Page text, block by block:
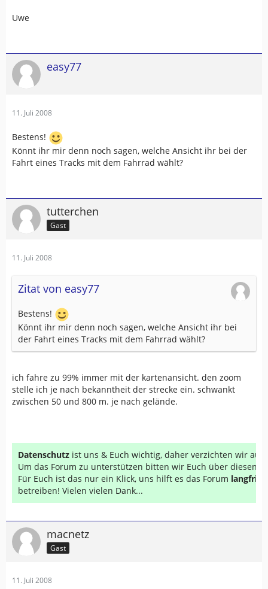
Uwe
easy77
11. Juli 2008
Bestens!
Könnt ihr mir denn noch sagen, welche Ansicht ihr bei der
Fahrt eines Tracks mit dem Fahrrad wählt?
tutterchen
Gast
11. Juli 2008
Zitat von easy77
Bestens!
Könnt ihr mir denn noch sagen, welche Ansicht ihr bei
der Fahrt eines Tracks mit dem Fahrrad wählt?
ich fahre zu 99% immer mit der kartenansicht. den zoom
stelle ich je nach bekanntheit der strecke ein. schwankt
zwischen 50 und 800 m. je nach gelände.
Datenschutz ist uns & Euch wichtig, daher verzichten wir auf
Um das Forum zu unterstützen bitten wir Euch über diesen
Für Euch ist das nur ein Klick, uns hilft es das Forum
betreiben! Vielen vielen Dank...
macnetz
Gast
11. Juli 2008